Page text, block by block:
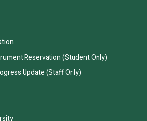
Reservation (Student Only)
Update (Staff Only)